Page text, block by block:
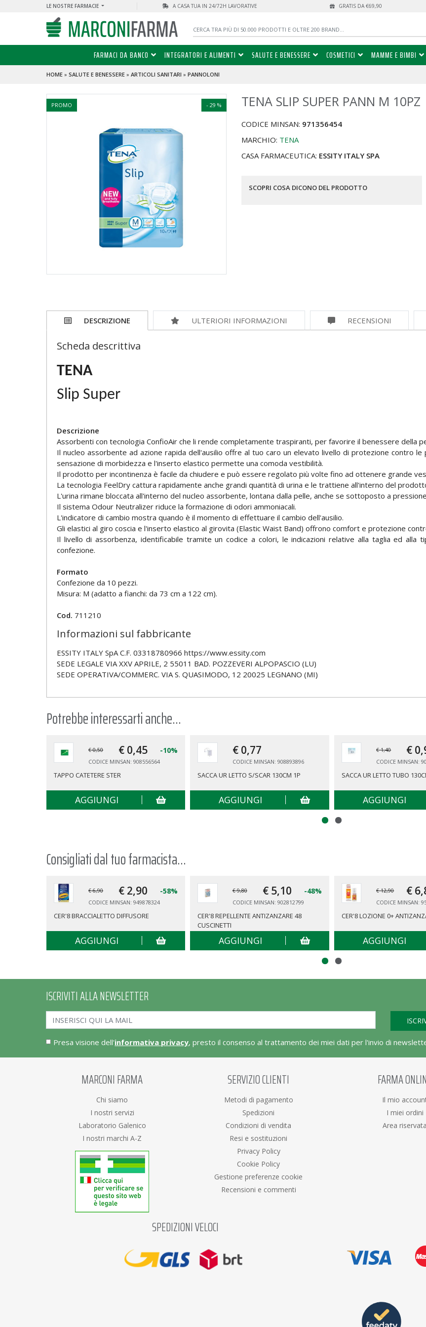
LE NOSTRE FARMACIE A CASA TUA IN 24/72H LAVORATIVE GRATIS DA €69,90
FARMACI DA BANCO INTEGRATORI E ALIMENTI SALUTE E BENESSERE COSMETICI MAMME E BIMBI
HOME» SALUTE E BENESSERE» ARTICOLI SANITARI » PANNOLONI
- 29 %
PROMO TENA SLIP SUPER PANN M 10PZ
CODICE MINSAN: 971356454
MARCHIO: TENA
CASA FARMACEUTICA: ESSITY ITALY SPA
SCOPRI COSA DICONO DEL PRODOTTO
DESCRIZIONE ULTERIORI INFORMAZIONI RECENSIONI
Scheda descrittiva
TENA
Slip Super
Descrizione
Assorbenti con tecnologia ConfioAir che li rende completamente traspiranti, per favorire il benessere della
Il nucleo assorbente ad azione rapida dell'ausilio offre al tuo caro un elevato livello di protezione contro
sensazione di morbidezza e l'inserto elastico permette una comoda vestibilità.
Il prodotto per incontinenza è facile da chiudere e può essere regolato più volte fino ad ottenere grande
La tecnologia FeelDry cattura rapidamente anche grandi quantità di urina e le trattiene all'interno del
L'urina rimane bloccata all'interno del nucleo assorbente, lontana dalla pelle, anche se sottoposto a
Il sistema Odour Neutralizer riduce la formazione di odori ammoniacali.
L'indicatore di cambio mostra quando è il momento di effettuare il cambio dell'ausilio.
Gli elastici al giro coscia e l'inserto elastico al girovita (Elastic Waist Band) offrono comfort e protezione
Il livello di assorbenza, identificabile tramite un codice a colori, le indicazioni relative alla taglia ed
confezione.
Formato
Confezione da 10 pezzi.
Misura: M (adatto a fianchi: da 73 cm a 122 cm).
Cod. 711210
Informazioni sul fabbricante
ESSITY ITALY SpA C.F. 03318780966 https://www.essity.com
SEDE LEGALE VIA XXV APRILE, 2 55011 BAD. POZZEVERI ALPOPASCIO (LU)
SEDE OPERATIVA/COMMERC. VIA S. QUASIMODO, 12 20025 LEGNANO (MI)
Potrebbe interessarti anche...
€ 0,50 € 0,45 -10%
CODICE MINSAN: 908556564
TAPPO CATETERE STER
AGGIUNGI
€ 0,77
CODICE MINSAN: 908893896
SACCA UR LETTO S/SCAR 130CM 1P
AGGIUNGI
€ 1,40 € 0,
CODICE MINSAN:
SACCA UR LETTO TUBO
AGGIUNGI
Consigliati dal tuo farmacista...
€ 6,90 € 2,90 -58%
CODICE MINSAN: 949878324
CER'8 BRACCIALETTO DIFFUSORE
AGGIUNGI
€ 9,80 € 5,10 -48%
CODICE MINSAN: 902812799
CER'8 REPELLENTE ANTIZANZARE 48
CUSCINETTI
AGGIUNGI
€ 12,90 € 6,
CODICE MINSAN:
CER'8 LOZIONE 0+
AGGIUNGI
ISCRIVITI ALLA NEWSLETTER
Presa visione dell'informativa privacy, presto il consenso al trattamento dei miei dati per l'invio di
MARCONI FARMA
Chi siamo
I nostri servizi
Laboratorio Galenico
I nostri marchi A-Z
SERVIZIO CLIENTI
Metodi di pagamento
Spedizioni
Condizioni di vendita
Resi e sostituzioni
Privacy Policy
Cookie Policy
Gestione preferenze cookie
Recensioni e commenti
FARMA
Il mio
I miei ordini
Area riservata
SPEDIZIONI VELOCI